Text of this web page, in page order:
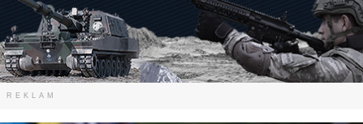
REKLAM